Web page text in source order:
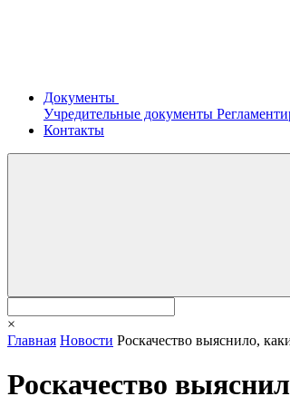
Документы
Учредительные документы
Контакты
×
Главная Новости Роскачество выяснило,
Роскачество